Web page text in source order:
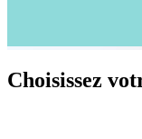
Choisissez